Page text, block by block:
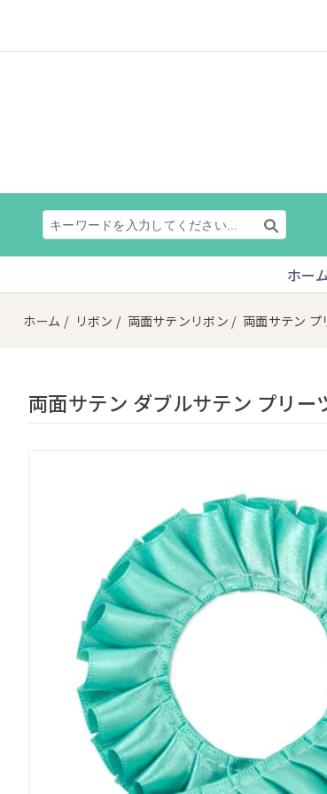
ホー
ホーム / リボン / 両面サテンリボン / 両面サテン プ
両面サテン ダブルサテン プリ